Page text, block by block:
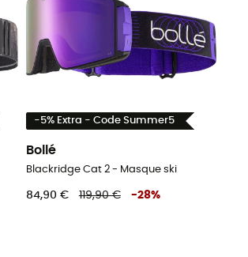
-5% Extra - Code Summer5
Bollé
Blackridge Cat 2 - Masque ski
84,90 € 119,90 € -28%